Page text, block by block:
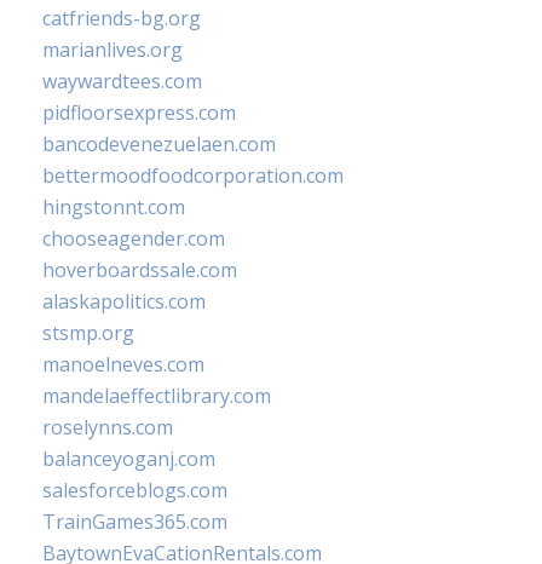
catfriends-bg.org
marianlives.org
waywardtees.com
pidfloorsexpress.com
bancodevenezuelaen.com
bettermoodfoodcorporation.com
hingstonnt.com
chooseagender.com
hoverboardssale.com
alaskapolitics.com
stsmp.org
manoelneves.com
mandelaeffectlibrary.com
roselynns.com
balanceyoganj.com
salesforceblogs.com
TrainGames365.com
BaytownEvaCationRentals.com